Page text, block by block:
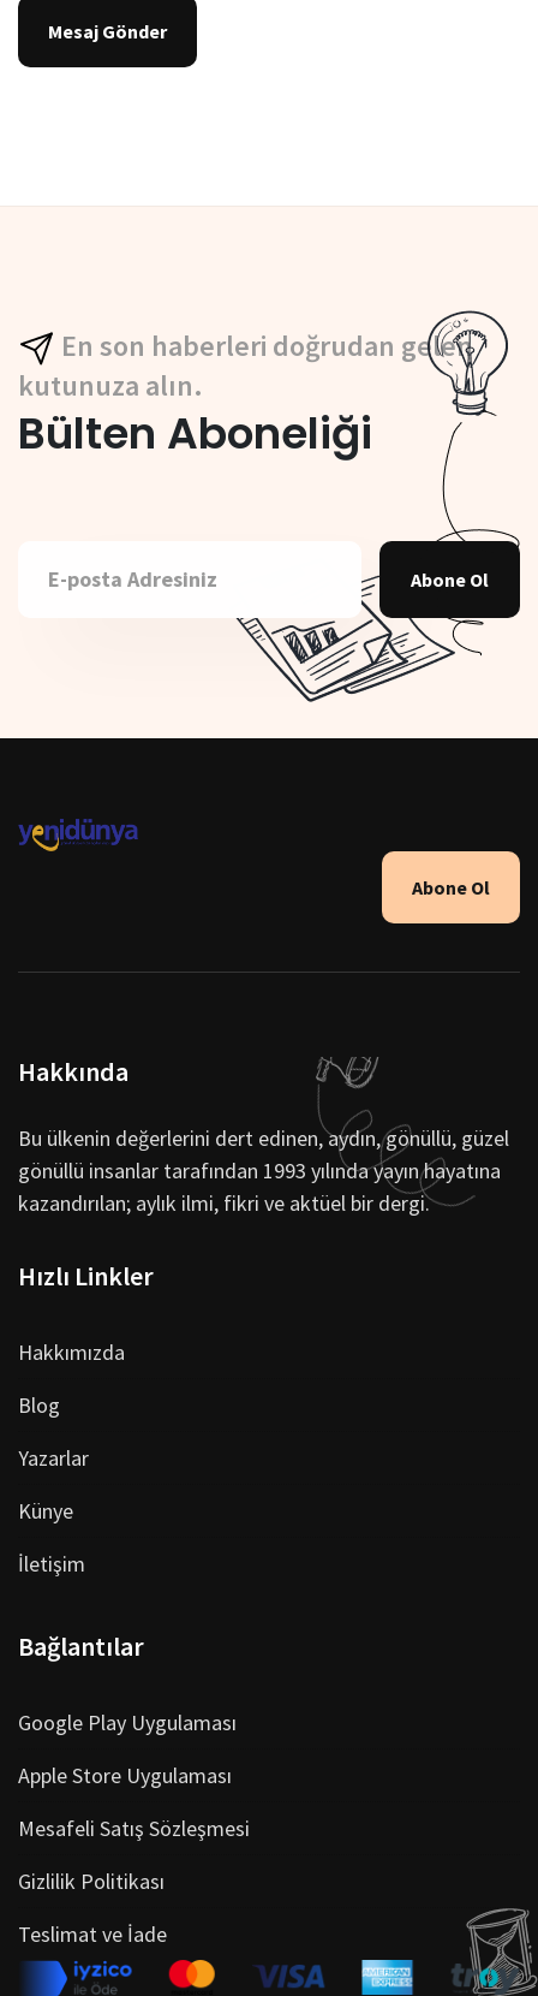
Mesaj Gönder
En son haberleri doğrudan gelen
kutunuza alın.
Bülten Aboneliği
Abone Ol
Abone Ol
Hakkında
Bu ülkenin değerlerini dert edinen, aydın, gönüllü, güzel
gönüllü insanlar tarafından 1993 yılında yayın hayatına
kazandırılan; aylık ilmi, fikri ve aktüel bir dergi.
Hızlı Linkler
Hakkımızda
Blog
Yazarlar
Künye
İletişim
Bağlantılar
Google Play Uygulaması
Apple Store Uygulaması
Mesafeli Satış Sözleşmesi
Gizlilik Politikası
Teslimat ve İade